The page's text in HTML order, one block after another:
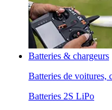
Batteries & chargeurs
Batteries de voitures,
Batteries 2S LiPo